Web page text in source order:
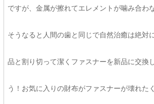
ですが、金属が擦れてエレメントが噛み合わ
そうなると人間の歯と同じで自然治癒は絶対
品と割り切って潔くファスナーを新品に交換
う！お気に入りの財布がファスナーが壊れた